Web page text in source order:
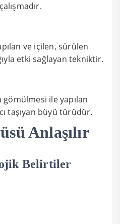
ve içilen, sürülen
etki sağlayan tekniktir.
ile yapılan
taşıyan büyü türüdür.
Anlaşılır
Belirtiler